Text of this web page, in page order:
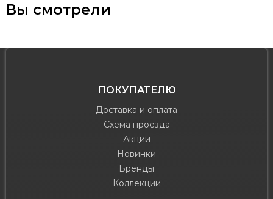
Вы смотрели
ПОКУПАТЕЛЮ
Доставка и оплата
Схема проезда
Акции
Новинки
Бренды
Коллекции